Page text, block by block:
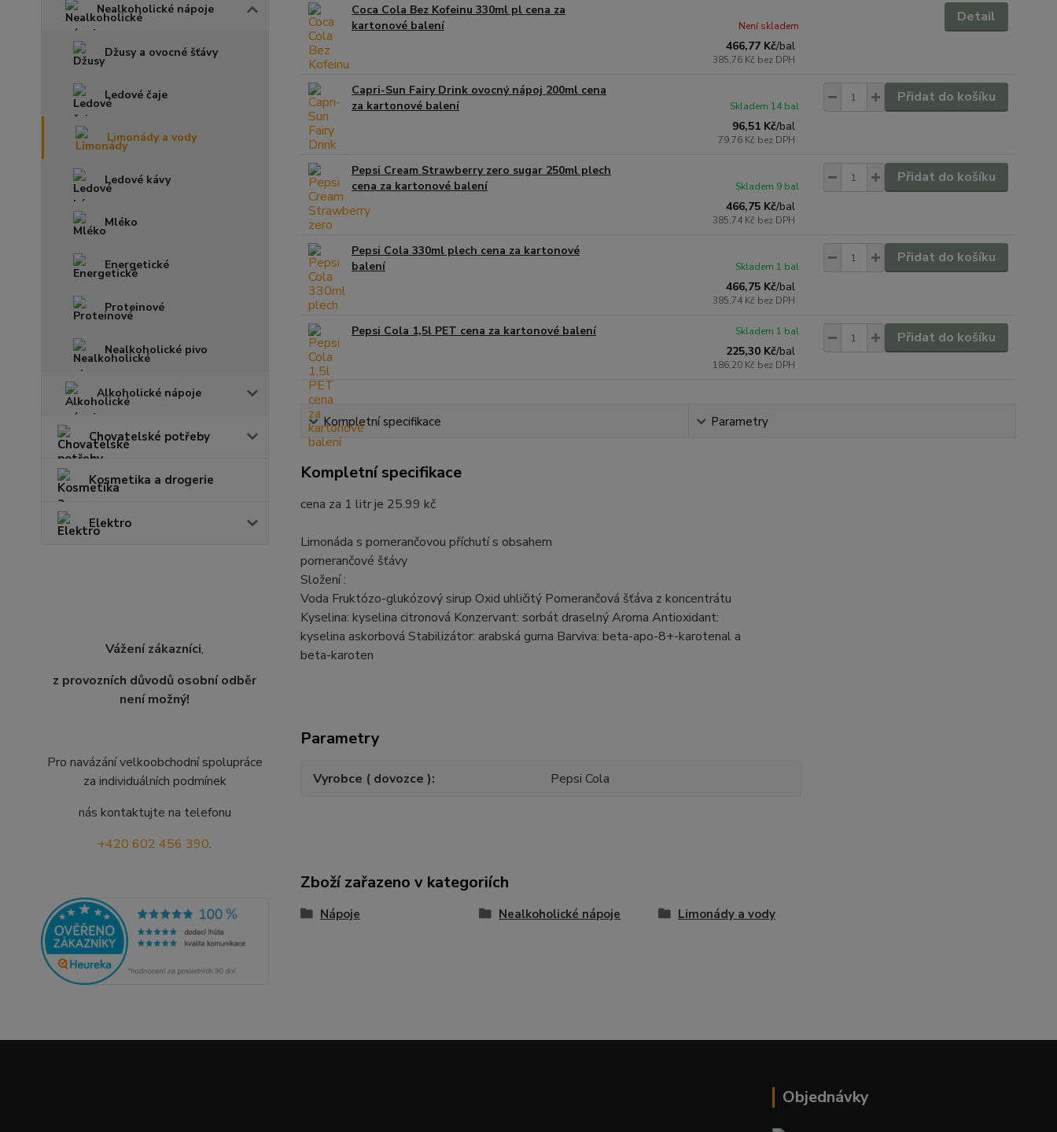
Nealkoholické nápoje
Džusy a ovocné šťávy
Ledové čaje
Limonády a vody
Ledové kávy
Mléko
Energetické
Proteinové
Nealkoholické pivo
Alkoholické nápoje
Chovatelské potřeby
Kosmetika a drogerie
Elektro
Vážení zákazníci,
z provozních důvodů osobní odběr
není možný!
Pro navázání velkoobchodní spolupráce
za individuálních podmínek
nás kontaktujte na telefonu
+420 602 456 390.
Coca Cola Bez Kofeinu 330ml pl cena za
kartonové balení
466,77 Kč/bal
385,76 Kč bez DPH
Není skladem
Detail
Capri-Sun Fairy Drink ovocný nápoj 200ml cena
za kartonové balení
96,51 Kč/bal
79,76 Kč bez DPH
Skladem 14 bal
Přidat do košíku
Pepsi Cream Strawberry zero sugar 250ml plech
cena za kartonové balení
466,75 Kč/bal
385,74 Kč bez DPH
Skladem 9 bal
Přidat do košíku
Pepsi Cola 330ml plech cena za kartonové
balení
466,75 Kč/bal
385,74 Kč bez DPH
Skladem 1 bal
Přidat do košíku
Pepsi Cola 1,5l PET cena za kartonové balení
225,30 Kč/bal
186,20 Kč bez DPH
Skladem 1 bal Přidat do košíku
Kompletní specifikace Parametry
Kompletní specifikace
cena za 1 litr je 25.99 kč
Limonáda s pomerančovou příchutí s obsahem
pomerančové šťávy
Složení :
Voda Fruktózo-glukózový sirup Oxid uhličitý Pomerančová šťáva z koncentrátu
Kyselina: kyselina citronová Konzervant: sorbát draselný Aroma Antioxidant:
kyselina askorbová Stabilizátor: arabská guma Barviva: beta-apo-8+-karotenal a
beta-karoten
Parametry
Vyrobce ( dovozce ) Pepsi Cola
Zboží zařazeno v kategoriích
Nápoje Nealkoholické nápoje Limonády a vody
Objednávky